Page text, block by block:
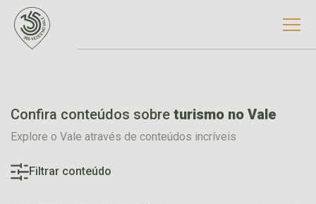
Confira conteúdos sobre turismo no Vale
Explore o Vale através de conteúdos incríveis
Filtrar conteúdo